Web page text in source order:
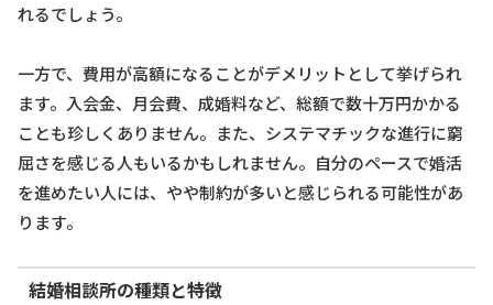
れるでしょう。
一方で、費用が高額になることがデメリットとして挙げられ
ます。入会金、月会費、成婚料など、総額で数十万円かかる
ことも珍しくありません。また、システマチックな進行に窮
屈さを感じる人もいるかもしれません。自分のペースで婚活
を進めたい人には、やや制約が多いと感じられる可能性があ
ります。
結婚相談所の種類と特徴